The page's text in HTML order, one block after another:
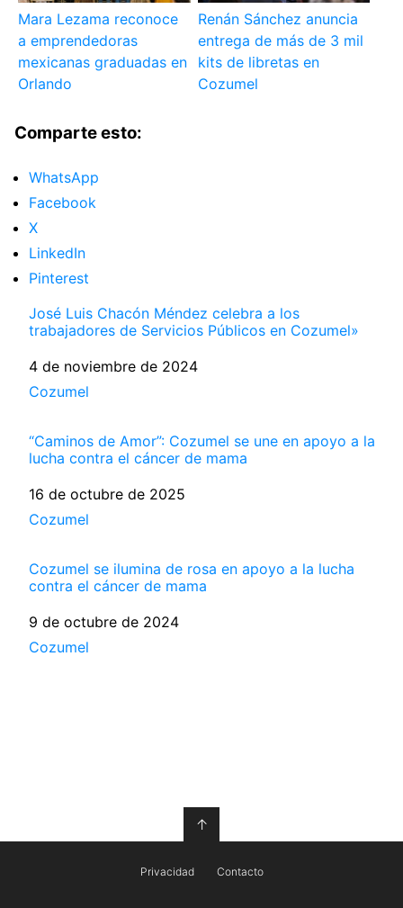
Mara Lezama reconoce
a emprendedoras
mexicanas graduadas en
Orlando
Renán Sánchez anuncia
entrega de más de 3 mil
kits de libretas en
Cozumel
Comparte esto:
WhatsApp
Facebook
X
LinkedIn
Pinterest
José Luis Chacón Méndez celebra a los
trabajadores de Servicios Públicos en Cozumel»
Fecha
4 de noviembre de 2024
Respecto a
Cozumel
“Caminos de Amor”: Cozumel se une en apoyo a la
lucha contra el cáncer de mama
Fecha
16 de octubre de 2025
Respecto a
Cozumel
Cozumel se ilumina de rosa en apoyo a la lucha
contra el cáncer de mama
Fecha
9 de octubre de 2024
Respecto a
Cozumel
↑
Privacidad Contacto